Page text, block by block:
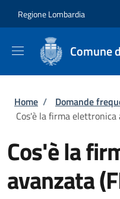
Regione Lombardia
Comune
Briciole di
Home / Domande
Cos'è la firma elettronica
Cos'è la
avanzata